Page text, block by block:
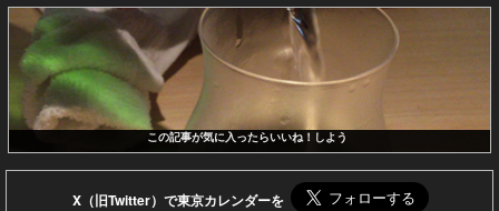
この記事が気に入ったらいいね！しよう
X（旧Twitter）で東京カレンダーを